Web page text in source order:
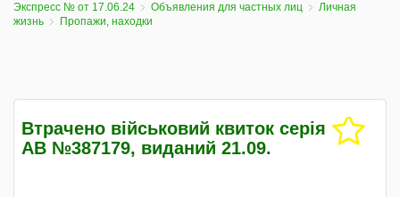
Экспресс № от 17.06.24 Объявления для частных лиц
Личная
жизнь
Пропажи, находки
Втрачено військовий квиток серія
АВ №387179, виданий 21.09.